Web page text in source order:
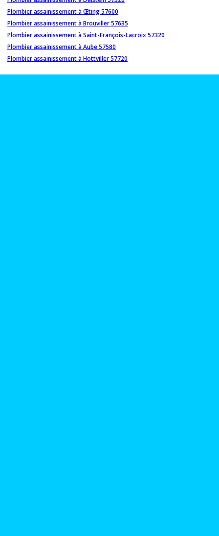
Plombier assainissement à Œting 57600
Plombier assainissement à Brouviller 57635
Plombier assainissement à Saint-François-Lacroix 57320
Plombier assainissement à Aube 57580
Plombier assainissement à Hottviller 57720